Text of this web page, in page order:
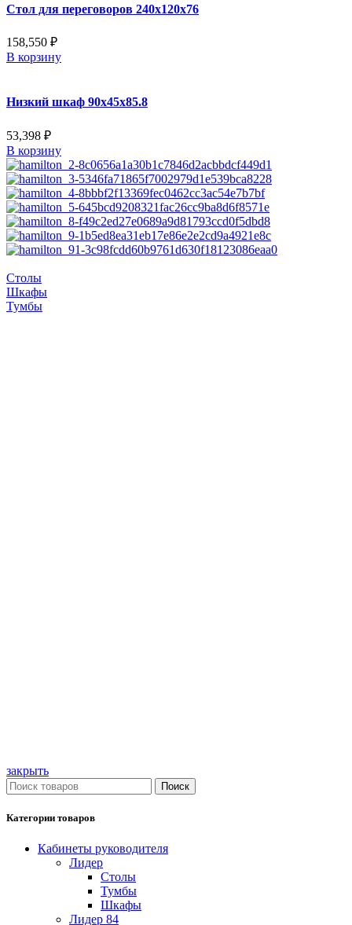
Стол для переговоров 240x120x76
158,550 ₽
В корзину
Низкий шкаф 90x45x85.8
53,398 ₽
В корзину
Столы
Шкафы
Тумбы
закрыть
Поиск
Категории товаров
Кабинеты руководителя
Лидер
Столы
Тумбы
Шкафы
Лидер 84